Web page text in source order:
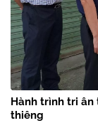
Hành trình tri
thiêng